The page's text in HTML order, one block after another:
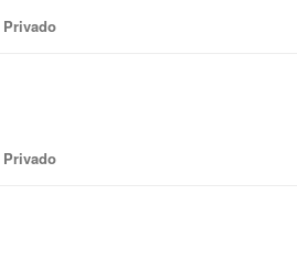
Privado
Privado